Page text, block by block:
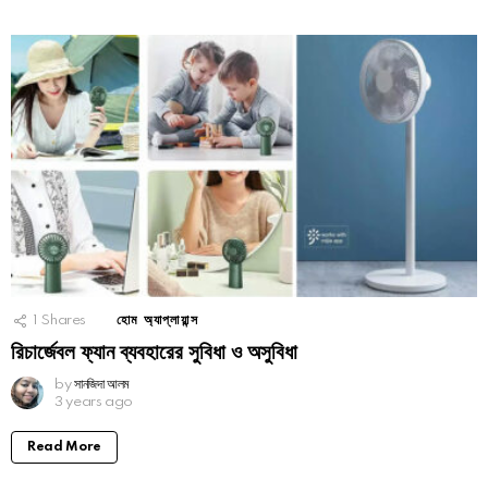
1 Shares হোম অ্যাপ্লায়ান্স
রিচার্জেবল ফ্যান ব্যবহারের সুবিধা ও অসুবিধা
by সানজিদা আলম
3 years ago
Read More